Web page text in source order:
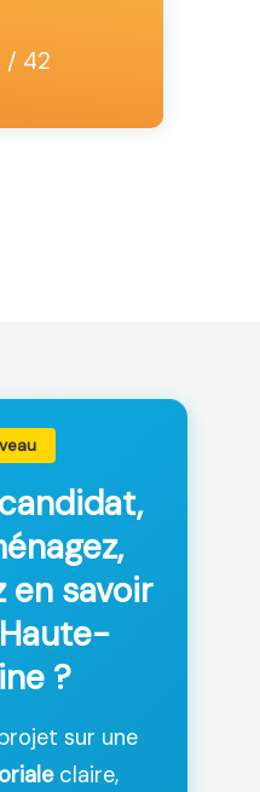
/ 42
en savoir
?
sur une
claire,